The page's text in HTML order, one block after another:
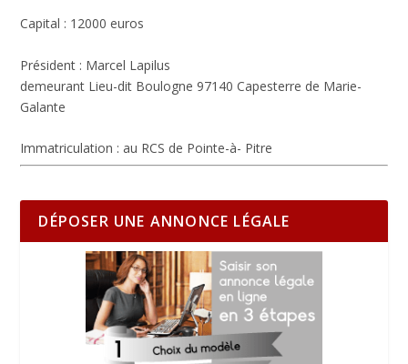
Capital : 12000 euros
Président : Marcel Lapilus
demeurant Lieu-dit Boulogne 97140 Capesterre de Marie-
Galante
Immatriculation : au RCS de Pointe-à- Pitre
DÉPOSER UNE ANNONCE LÉGALE